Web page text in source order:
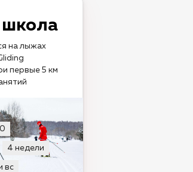
на лыжах
первые 5 км
4 недели
вс